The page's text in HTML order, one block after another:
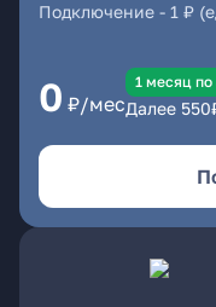
Подключение - 1 ₽
0 ₽/мес
1 месяц по
Далее 550